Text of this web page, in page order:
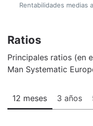
Rentabilidades medias
Ratios
Principales ratios (en
Man Systematic
12 meses 3 años